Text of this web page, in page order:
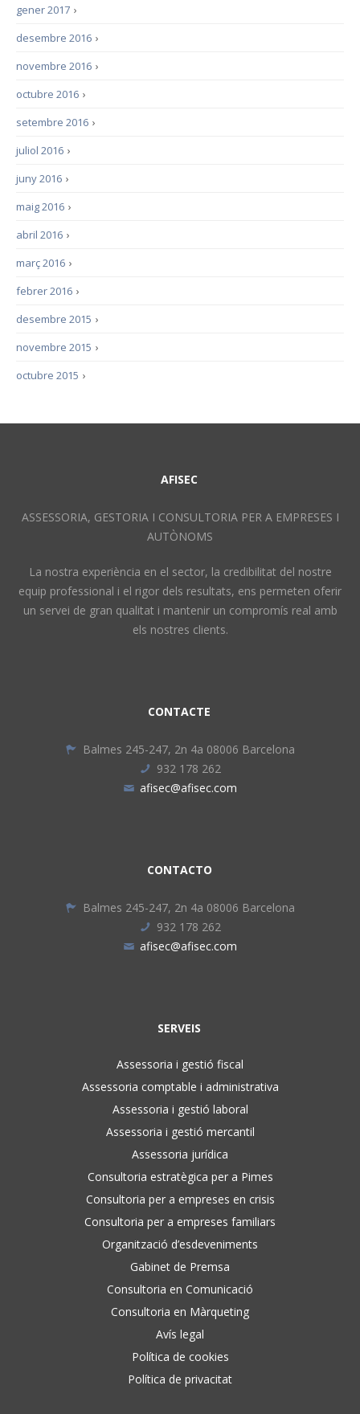
›
gener 2017
›
desembre 2016
›
novembre 2016
›
octubre 2016
›
setembre 2016
›
juliol 2016
›
juny 2016
›
maig 2016
›
abril 2016
›
març 2016
›
febrer 2016
›
desembre 2015
›
novembre 2015
›
octubre 2015
AFISEC
ASSESSORIA, GESTORIA I CONSULTORIA PER A EMPRESES I
AUTÒNOMS
La nostra experiència en el sector, la credibilitat del nostre
equip professional i el rigor dels resultats, ens permeten oferir
un servei de gran qualitat i mantenir un compromís real amb
els nostres clients.
CONTACTE
Balmes 245-247, 2n 4a 08006 Barcelona
932 178 262
afisec@afisec.com
CONTACTO
Balmes 245-247, 2n 4a 08006 Barcelona
932 178 262
afisec@afisec.com
SERVEIS
Assessoria i gestió fiscal
Assessoria comptable i administrativa
Assessoria i gestió laboral
Assessoria i gestió mercantil
Assessoria jurídica
Consultoria estratègica per a Pimes
Consultoria per a empreses en crisis
Consultoria per a empreses familiars
Organització d’esdeveniments
Gabinet de Premsa
Consultoria en Comunicació
Consultoria en Màrqueting
Avís legal
Política de cookies
Política de privacitat